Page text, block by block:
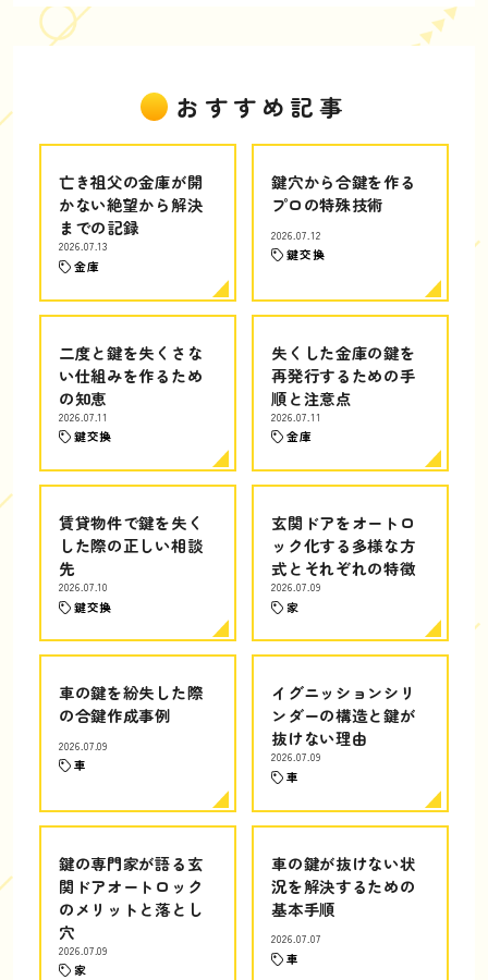
おすすめ記事
亡き祖父の金庫が開
かない絶望から解決
までの記録
2026.07.13
金庫
鍵穴から合鍵を作る
プロの特殊技術
2026.07.12
鍵交換
二度と鍵を失くさな
い仕組みを作るため
の知恵
2026.07.11
鍵交換
失くした金庫の鍵を
再発行するための手
順と注意点
2026.07.11
金庫
賃貸物件で鍵を失く
した際の正しい相談
先
2026.07.10
鍵交換
玄関ドアをオートロ
ック化する多様な方
式とそれぞれの特徴
2026.07.09
家
車の鍵を紛失した際
の合鍵作成事例
2026.07.09
車
イグニッションシリ
ンダーの構造と鍵が
抜けない理由
2026.07.09
車
鍵の専門家が語る玄
関ドアオートロック
のメリットと落とし
穴
2026.07.09
家
車の鍵が抜けない状
況を解決するための
基本手順
2026.07.07
車